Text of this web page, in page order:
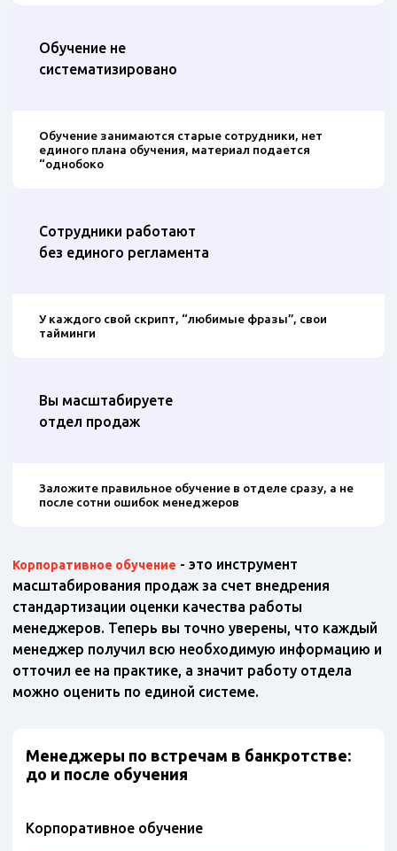
Обучение не
систематизировано
Обучение занимаются старые сотрудники, нет
единого плана обучения, материал подается
“однобоко
Сотрудники работают
без единого регламента
У каждого свой скрипт, “любимые фразы”, свои
тайминги
Вы масштабируете
отдел продаж
Заложите правильное обучение в отделе сразу, а не
после сотни ошибок менеджеров
Корпоративное обучение - это инструмент
масштабирования продаж за счет внедрения
стандартизации оценки качества работы
менеджеров. Теперь вы точно уверены, что каждый
менеджер получил всю необходимую информацию и
отточил ее на практике, а значит работу отдела
можно оценить по единой системе.
Менеджеры по встречам в банкротстве:
до и после обучения
Корпоративное обучение